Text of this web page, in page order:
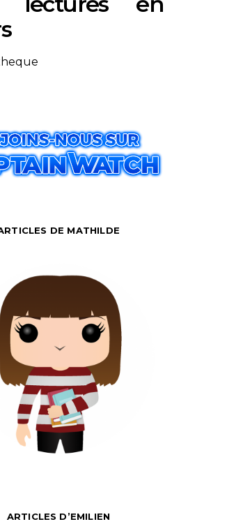
DE MATHILDE
ARTICLES D’EMILIEN